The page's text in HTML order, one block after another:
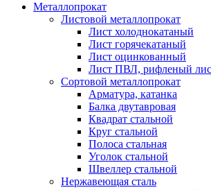
Металлопрокат
Листовой металлопрокат
Лист холоднокатаный
Лист горячекатаный
Лист оцинкованный
Лист ПВЛ, рифленый
Сортовой металлопрокат
Арматура, катанка
Балка двутавровая
Квадрат стальной
Круг стальной
Полоса стальная
Уголок стальной
Швеллер стальной
Нержавеющая сталь